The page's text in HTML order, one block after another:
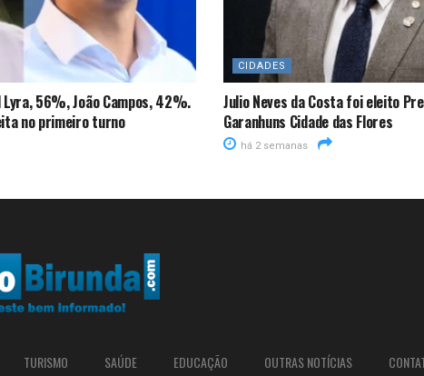
Lyra, 56%, João Campos, 42%.
no primeiro turno
CIDADES
Julio Neves da Costa foi eleito
Garanhuns Cidade das Flores
há 2 semanas
TURISMO SAÚDE EDUCAÇÃO OUTRAS NOTÍCIAS